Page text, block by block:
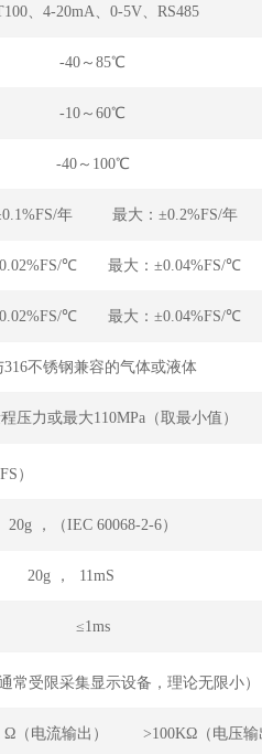
、4-20mA、0-5V、RS485
-40～85℃
-10～60℃
-40～100℃
年 最大：±0.2%FS/年
℃ 最大：±0.04%FS/℃
℃ 最大：±0.04%FS/℃
316不锈钢兼容的气体或液体
压力或最大110MPa（取最小值）
（P:10-
20g ，（IEC 60068-2-6）
20g ， 11mS
≤1ms
通常受限采集显示设备，理论无限小）
Ω（电流输出） >100KΩ（电压输